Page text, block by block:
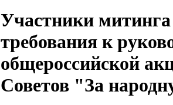
Участники
требования к
общероссийской
Советов "За